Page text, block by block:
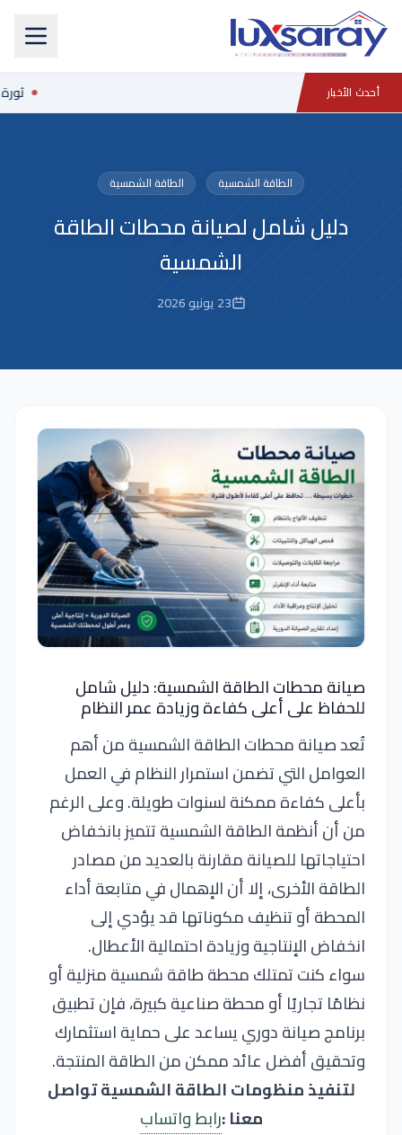
أحدث الأخبار
الطاقة الشمسية الطاقة الشمسية
دليل شامل لصيانة محطات الطاقة
الشمسية
23 يونيو 2026
صيانة محطات الطاقة الشمسية: دليل شامل
للحفاظ على أعلى كفاءة وزيادة عمر النظام
تُعد صيانة محطات الطاقة الشمسية من أهم
العوامل التي تضمن استمرار النظام في العمل
بأعلى كفاءة ممكنة لسنوات طويلة. وعلى الرغم
من أن أنظمة الطاقة الشمسية تتميز بانخفاض
احتياجاتها للصيانة مقارنة بالعديد من مصادر
الطاقة الأخرى، إلا أن الإهمال في متابعة أداء
المحطة أو تنظيف مكوناتها قد يؤدي إلى
انخفاض الإنتاجية وزيادة احتمالية الأعطال.
سواء كنت تمتلك محطة طاقة شمسية منزلية أو
نظامًا تجاريًا أو محطة صناعية كبيرة، فإن تطبيق
برنامج صيانة دوري يساعد على حماية استثمارك
وتحقيق أفضل عائد ممكن من الطاقة المنتجة.
لتنفيذ منظومات الطاقة الشمسية تواصل
معنا :رابط واتساب